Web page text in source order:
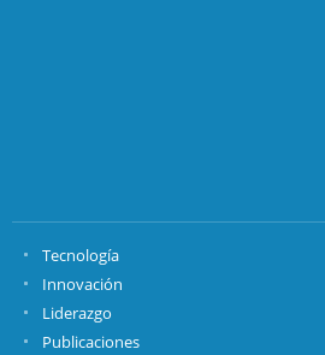
Tecnología
Innovación
Liderazgo
Publicaciones